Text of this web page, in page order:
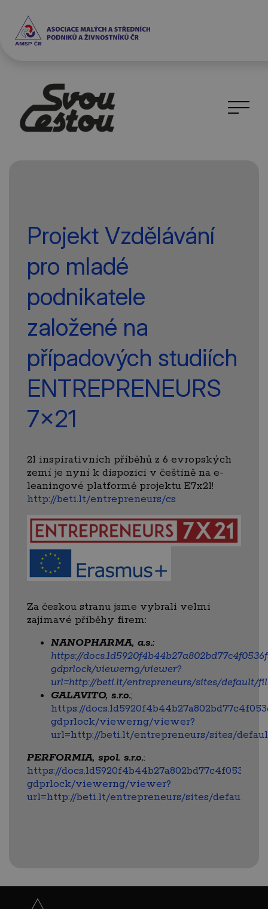
Projekt Vzdělávání
pro mladé
podnikatele
založené na
případových studiích
ENTREPRENEURS
7x21
21 inspirativních příběhů z 6 evropských
zemí je nyní k dispozici v češtině na e-
leaningové platformě projektu E7x21!
http://beti.lt/entrepreneurs/cs
Za českou stranu jsme vybrali velmi
zajímavé příběhy firem:
NANOPHARMA, a.s.:
https://
gdprlock/viewerng/viewer?
url=http://beti.lt/entrepreneurs/sites/default/
GALAVITO, s.r.o.;
https://
gdprlock/viewerng/viewer?
url=http://beti.lt/entrepreneurs/sites/
PERFORMIA, spol. s.r.o.:
https://docs.1d5920f4b44b27a802bd77c4f0536f5a-
gdprlock/viewerng/viewer?
url=http://beti.lt/entrepreneurs/sites/default/